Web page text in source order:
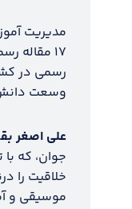
مدیریت
۱۷
رسمی در
وسعت دانش
علی اصغر
جوان، که
خلاقیت را
موسیقی و